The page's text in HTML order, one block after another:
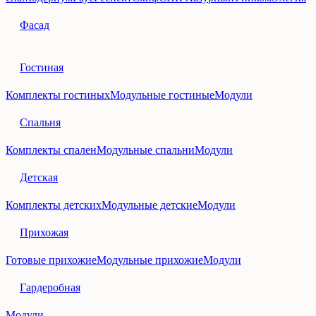
Фасад
Гостиная
Комплекты гостиныхМодульные гостиныеМодули
Спальня
Комплекты спаленМодульные спальниМодули
Детская
Комплекты детскихМодульные детскиеМодули
Прихожая
Готовые прихожиеМодульные прихожиеМодули
Гардеробная